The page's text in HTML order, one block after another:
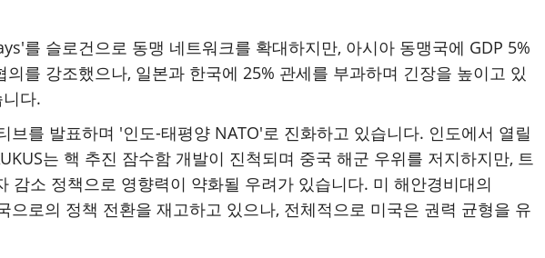
를 슬로건으로 동맹 네트워크를 확대하지만, 아시아 동맹국에 GDP 5%
를 강조했으나, 일본과 한국에 25% 관세를 부과하며 긴장을 높이고 있
다.
브를 발표하며 '인도-태평양 NATO'로 진화하고 있습니다. 인도에서 열릴
는 핵 추진 잠수함 개발이 진척되며 중국 해군 우위를 저지하지만, 트
감소 정책으로 영향력이 약화될 우려가 있습니다. 미 해안경비대의
로의 정책 전환을 재고하고 있으나, 전체적으로 미국은 권력 균형을 유